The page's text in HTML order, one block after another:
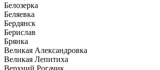
Белозерка
Беляевка
Бердянск
Берислав
Брянка
Великая Александровка
Великая Лепитиха
Верхний Рогачик